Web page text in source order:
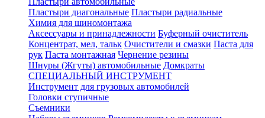
Пластыри диагональные Пластыри радиальные
Химия для шиномонтажа
Аксессуары и принадлежности Буферный очиститель
Концентрат, мел, тальк Очистители и смазки Паста для
рук Паста монтажная Чернение резины
Шнуры (Жгуты) автомобильные Домкраты
СПЕЦИАЛЬНЫЙ ИНСТРУМЕНТ
Инструмент для грузовых автомобилей
Головки ступичные
Съемники